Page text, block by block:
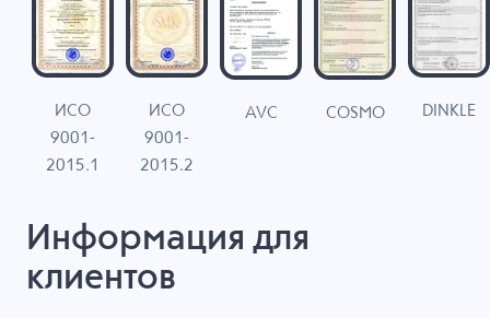
ИСО
9001-
2015.1
ИСО
9001-
2015.2
AVC COSMO DINKLE
Информация для
клиентов